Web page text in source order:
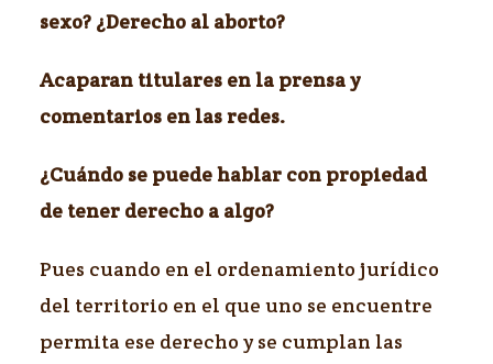
sexo? ¿Derecho al aborto?
Acaparan titulares en la prensa y
comentarios en las redes.
¿Cuándo se puede hablar con propiedad
de tener derecho a algo?
Pues cuando en el ordenamiento jurídico
del territorio en el que uno se encuentre
permita ese derecho y se cumplan las